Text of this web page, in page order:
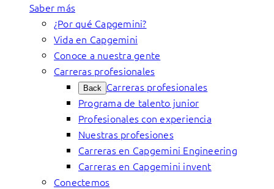
Saber más
¿Por qué Capgemini?
Vida en Capgemini
Conoce a nuestra gente
Carreras profesionales
Back Carreras profesionales
Programa de talento junior
Profesionales con experiencia
Nuestras profesiones
Carreras en Capgemini Engineering
Carreras en Capgemini invent
Conectemos